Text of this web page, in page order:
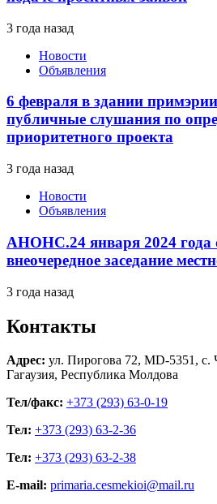
3 года назад
Новости
Объявления
6 февраля в здании
публичные слушания по
приоритетного проекта
3 года назад
Новости
Объявления
АНОНС.24 января 2024 года
внеочередное заседание
3 года назад
Контакты
Адрес: ул. Пирогова 72, MD-5351,
Гагаузия, Республика Молдова
Тел/факс: +373 (293) 63-0-19
Тел: +373 (293) 63-2-36
Тел: +373 (293) 63-2-38
E-mail: primaria.cesmekioi@mail.ru